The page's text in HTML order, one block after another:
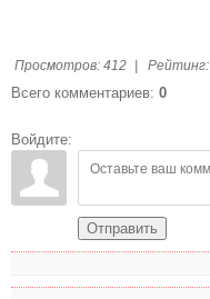
Просмотров: 412 Рейтинг:
Всего комментариев: 0
Войдите:
Отправить